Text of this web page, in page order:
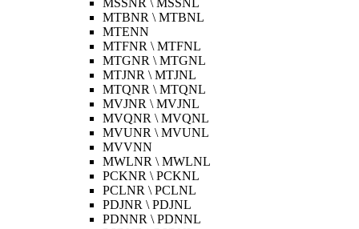
MSSNR \ MSSNL
MTBNR \ MTBNL
MTENN
MTFNR \ MTFNL
MTGNR \ MTGNL
MTJNR \ MTJNL
MTQNR \ MTQNL
MVJNR \ MVJNL
MVQNR \ MVQNL
MVUNR \ MVUNL
MVVNN
MWLNR \ MWLNL
PCKNR \ PCKNL
PCLNR \ PCLNL
PDJNR \ PDJNL
PDNNR \ PDNNL